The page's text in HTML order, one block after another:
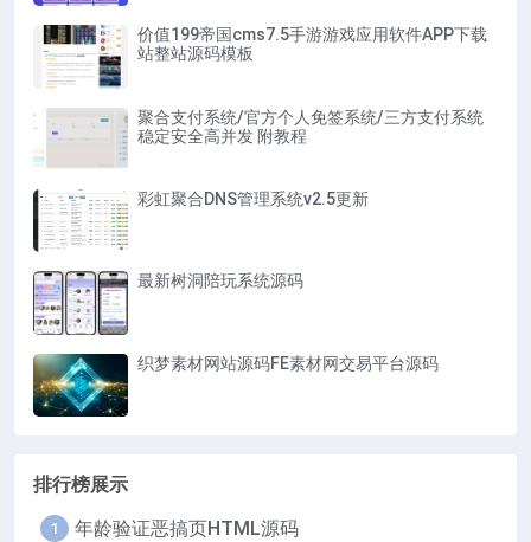
价值199帝国cms7.5手游游戏应用软件APP下载
站整站源码模板
聚合支付系统/官方个人免签系统/三方支付系统
稳定安全高并发 附教程
彩虹聚合DNS管理系统v2.5更新
最新树洞陪玩系统源码
织梦素材网站源码FE素材网交易平台源码
排行榜展示
1 年龄验证恶搞页HTML源码